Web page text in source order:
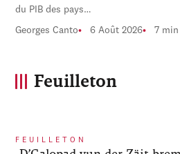
du PIB des pays…
Georges Canto 6 Août 2026 7
Feuilleton
FEUILLETON